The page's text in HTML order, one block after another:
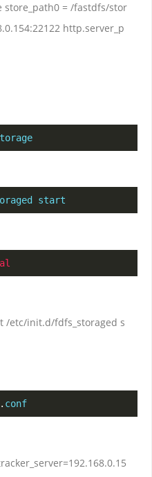
store_path0 = /fastdfs/stor
http.server_p
start
/etc/init.d/fdfs_storaged s
. conf